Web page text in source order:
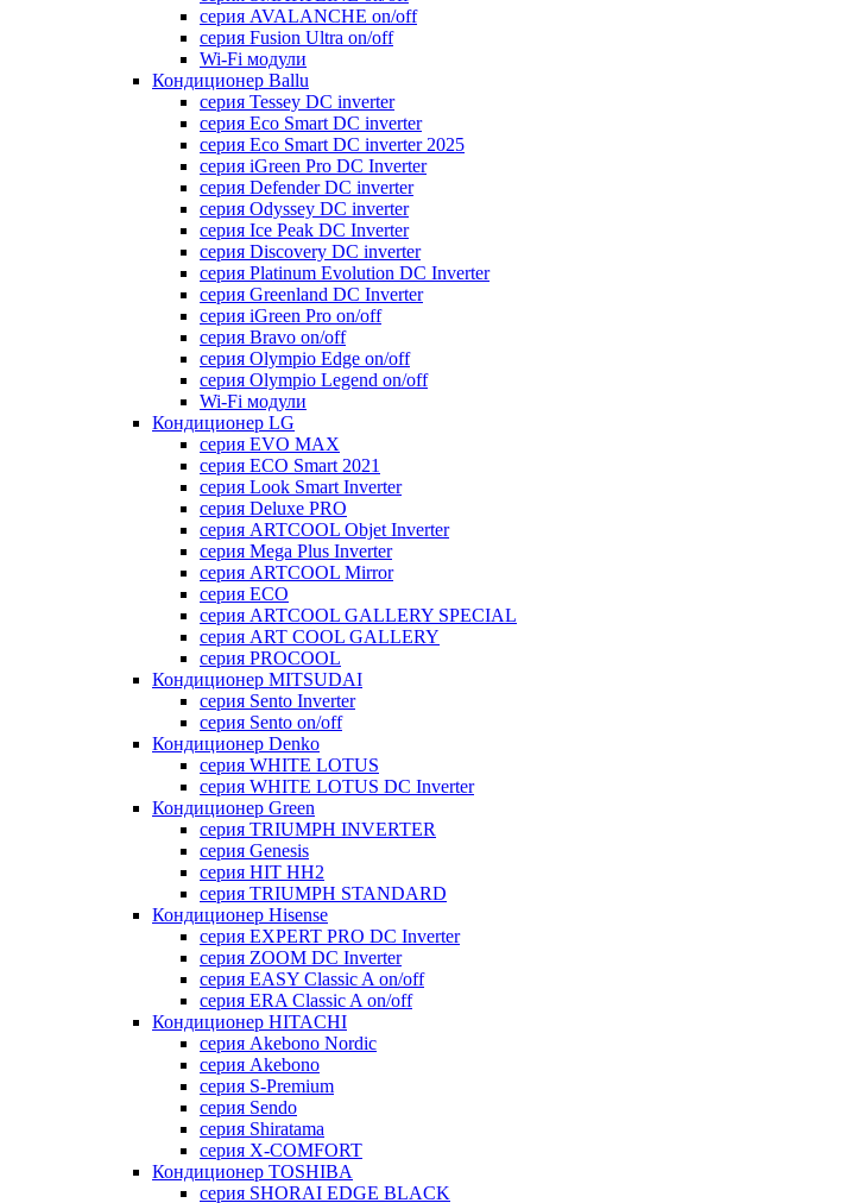
серия AVALANCHE on/off
серия Fusion Ultra on/off
Wi-Fi модули
Кондиционер Ballu
серия Tessey DC inverter
серия Eco Smart DC inverter
серия Eco Smart DC inverter 2025
серия iGreen Pro DC Inverter
серия Defender DC inverter
серия Odyssey DC inverter
серия Ice Peak DС Inverter
cерия Discovery DC inverter
серия Platinum Evolution DC Inverter
серия Greenland DC Inverter
серия iGreen Pro on/off
серия Bravo on/off
серия Olympio Edge on/off
серия Olympio Legend on/off
Wi-Fi модули
Кондиционер LG
серия EVO MAX
серия ECO Smart 2021
серия Look Smart Inverter
серия Deluxe PRO
серия ARTCOOL Objet Inverter
серия Mega Plus Inverter
серия ARTCOOL Mirror
серия ECO
серия ARTCOOL GALLERY SPECIAL
серия ART COOL GALLERY
серия PROCOOL
Кондиционер MITSUDAI
серия Sento Inverter
серия Sento on/off
Кондиционер Denko
серия WHITE LOTUS
серия WHITE LOTUS DC Inverter
Кондиционер Green
серия TRIUMPH INVERTER
серия Genesis
серия HIT HH2
серия TRIUMPH STANDARD
Кондиционер Hisense
серия EXPERT PRO DC Inverter
серия ZOOM DC Inverter
серия EASY Classic A on/off
серия ERA Classic A on/off
Кондиционер HITACHI
cерия Akebono Nordic
серия Akebono
серия S-Premium
серия Sendo
серия Shiratama
серия X-COMFORT
Кондиционер TOSHIBA
серия SHORAI EDGE BLACK